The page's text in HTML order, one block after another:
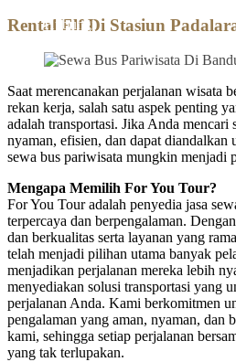
Hubungi
Rental Elf Di Stasiun
Saat merencanakan perjalanan wisata
rekan kerja, salah satu aspek penting
adalah transportasi. Jika Anda mencari
nyaman, efisien, dan dapat diandalkan
sewa bus pariwisata mungkin menjadi
Mengapa Memilih For You Tour?
For You Tour adalah penyedia jasa
terpercaya dan berpengalaman.
dan berkualitas serta layanan yang
telah menjadi pilihan utama banyak
menjadikan perjalanan mereka lebih
menyediakan solusi transportasi yang
perjalanan Anda. Kami berkomitmen
pengalaman yang aman, nyaman, dan
kami, sehingga setiap perjalanan
yang tak terlupakan.